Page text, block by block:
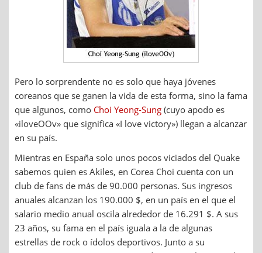
Pero lo sorprendente no es solo que haya jóvenes
coreanos que se ganen la vida de esta forma, sino la fama
que algunos, como Choi Yeong-Sung (cuyo apodo es
«iloveOOv» que significa «I love victory») llegan a alcanzar
en su país.
Mientras en España solo unos pocos viciados del Quake
sabemos quien es Akiles, en Corea Choi cuenta con un
club de fans de más de 90.000 personas. Sus ingresos
anuales alcanzan los 190.000 $, en un país en el que el
salario medio anual oscila alrededor de 16.291 $. A sus
23 años, su fama en el país iguala a la de algunas
estrellas de rock o ídolos deportivos. Junto a su